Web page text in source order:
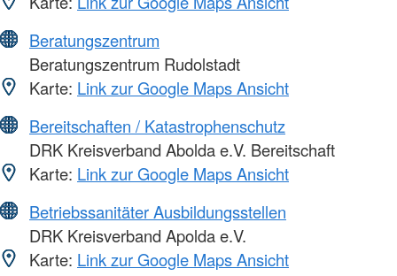
Beratungszentrum
Beratungszentrum Rudolstadt
Karte: Link zur Google Maps Ansicht
Bereitschaften / Katastrophenschutz
DRK Kreisverband Abolda e.V. Bereitschaft
Karte: Link zur Google Maps Ansicht
Betriebssanitäter Ausbildungsstellen
DRK Kreisverband Apolda e.V.
Karte: Link zur Google Maps Ansicht